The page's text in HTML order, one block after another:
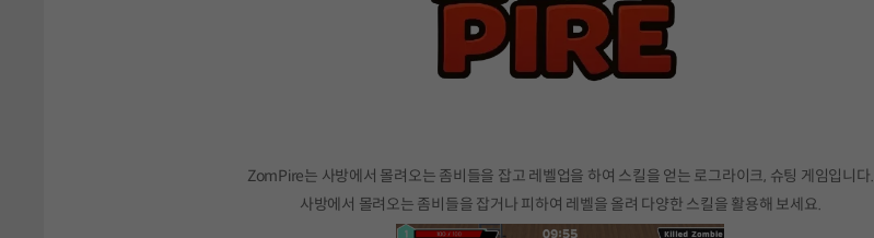
ZomPire는 사방에서 몰려오는 좀비들을 잡고 레벨업을 하여 스킬을 얻는 로그라이크, 슈팅 게임입니다.
사방에서 몰려오는 좀비들을 잡거나 피하여 레벨을 올려 다양한 스킬을 활용해 보세요.